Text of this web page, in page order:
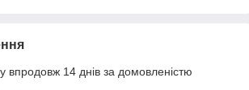
впродовж 14 днів за домовленістю